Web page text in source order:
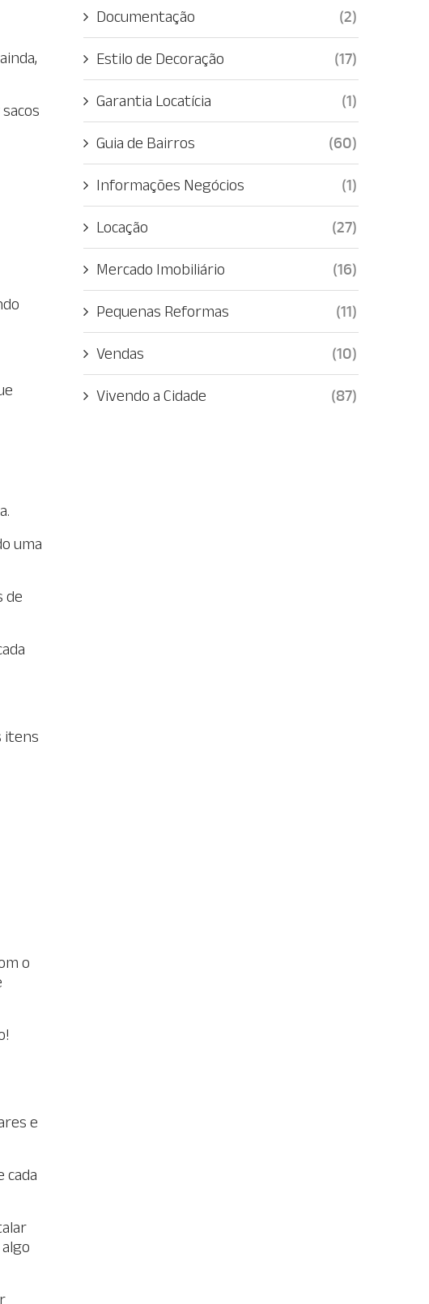
uma
de
itens
o
e
cada
Documentação (2)
Estilo de Decoração (17)
Garantia Locatícia (1)
Guia de Bairros (60)
Informações Negócios (1)
Locação (27)
Mercado Imobiliário (16)
Pequenas Reformas (11)
Vendas (10)
Vivendo a Cidade (87)